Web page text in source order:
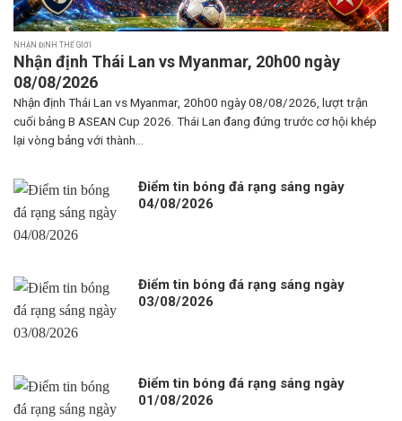
NHẬN ĐỊNH THẾ GIỚI
Nhận định Thái Lan vs Myanmar, 20h00 ngày
08/08/2026
Nhận định Thái Lan vs Myanmar, 20h00 ngày 08/08/2026, lượt trận
cuối bảng B ASEAN Cup 2026. Thái Lan đang đứng trước cơ hội khép
lại vòng bảng với thành...
Điểm tin bóng đá rạng sáng ngày
04/08/2026
Điểm tin bóng đá rạng sáng ngày
03/08/2026
Điểm tin bóng đá rạng sáng ngày
01/08/2026